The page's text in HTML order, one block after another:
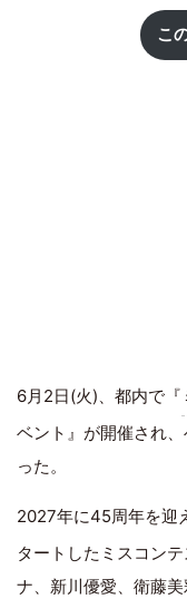
こ
6月2日(火)、都内で『
ベント』が開催され
った。
2027年に45周年を迎
タートしたミスコン
ナ、新川優愛、衛藤美